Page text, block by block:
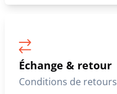
Échange & retour
Conditions de retours